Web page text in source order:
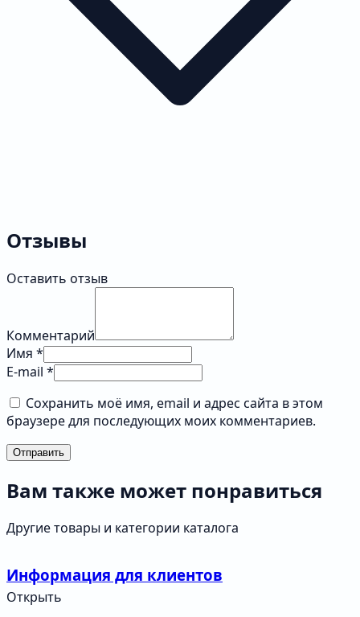
Отзывы
Оставить отзыв
Комментарий
Имя *
E-mail *
Сохранить моё имя, email и адрес сайта в этом
браузере для последующих моих комментариев.
Отправить
Вам также может понравиться
Другие товары и категории каталога
Информация для клиентов
Открыть